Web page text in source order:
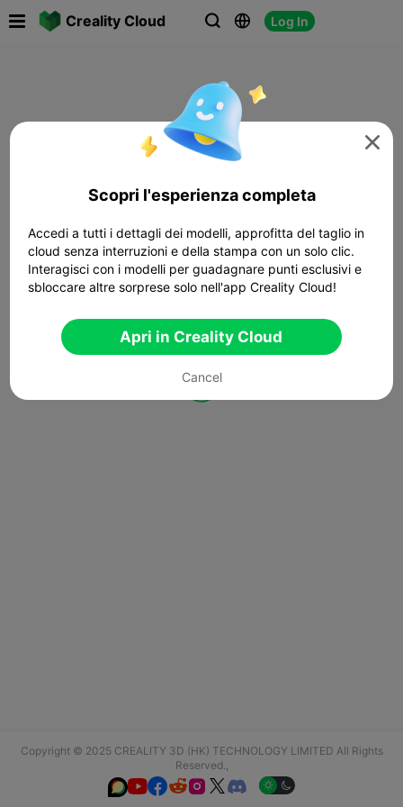
Creality Cloud   Log In
Copyright © 2025 CREALITY 3D (HK) TECHNOLOGY LIMITED All Rights
Reserved.,
  

Scopri l'esperienza completa
Accedi a tutti i dettagli dei modelli, approfitta del taglio in
cloud senza interruzioni e della stampa con un solo clic.
Interagisci con i modelli per guadagnare punti esclusivi e
sbloccare altre sorprese solo nell'app Creality Cloud!
Apri in Creality Cloud
Cancel